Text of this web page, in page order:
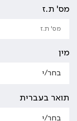
מס' ת.ז
מין
תואר בעברית